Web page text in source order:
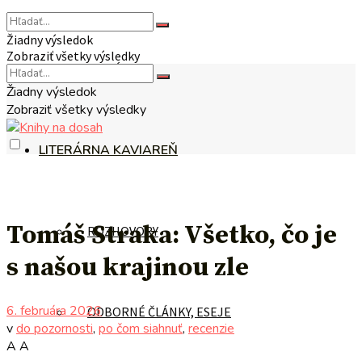
NA TÉMU
LITERÁRNA KAVIAREŇ
ROZHOVORY
ODBORNÉ ČLÁNKY, ESEJE
Žiadny výsledok
Zobraziť všetky výsledky
Žiadny výsledok
Zobraziť všetky výsledky
Tomáš Straka: Všetko, čo je
s našou krajinou zle
6. februára 2026
vdo pozornosti, po čom siahnuť, recenzie
A A